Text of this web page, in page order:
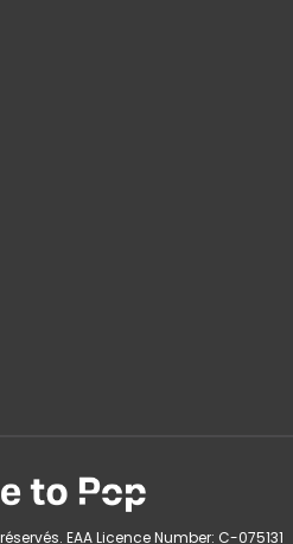
EAA Licence Number: C-075131